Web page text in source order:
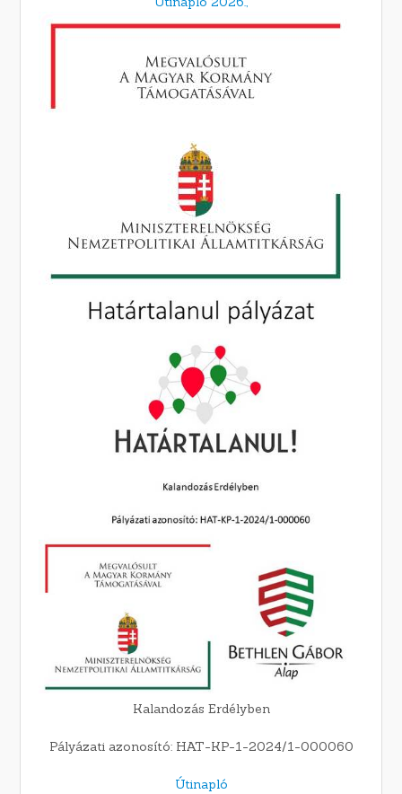
Kalandozás Erdélyben
Pályázati azonosító: HAT-KP-1-2024/1-000060
Útinapló